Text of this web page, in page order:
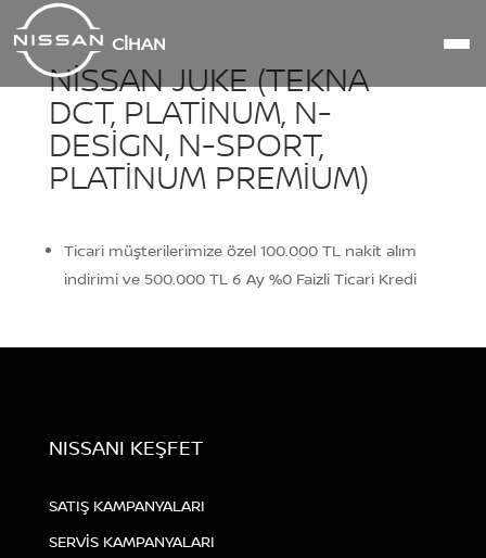
CİHAN
NISSAN JUKE (TEKNA
DCT, PLATINUM, N-
DESIGN, N-SPORT,
PLATINUM PREMIUM)
Ticari müşterilerimize özel 100.000 TL nakit alım
indirimi ve 500.000 TL 6 Ay %0 Faizli Ticari Kredi
NISSANI KEŞFET
SATIŞ KAMPANYALARI
SERVİS KAMPANYALARI